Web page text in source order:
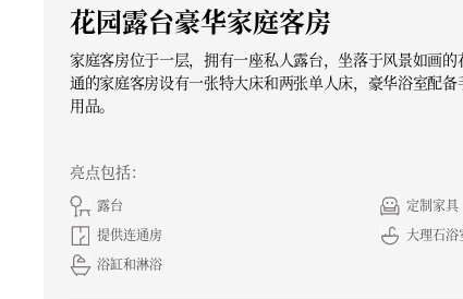
花园露台豪华家庭客房
家庭客房位于一层，拥有一座私人露台，坐落于风景如画
通的家庭客房设有一张特大床和两张单人床，豪华浴室配
用品。
亮点包括：
露台
定制家具
提供连通房
大理石浴
浴缸和淋浴